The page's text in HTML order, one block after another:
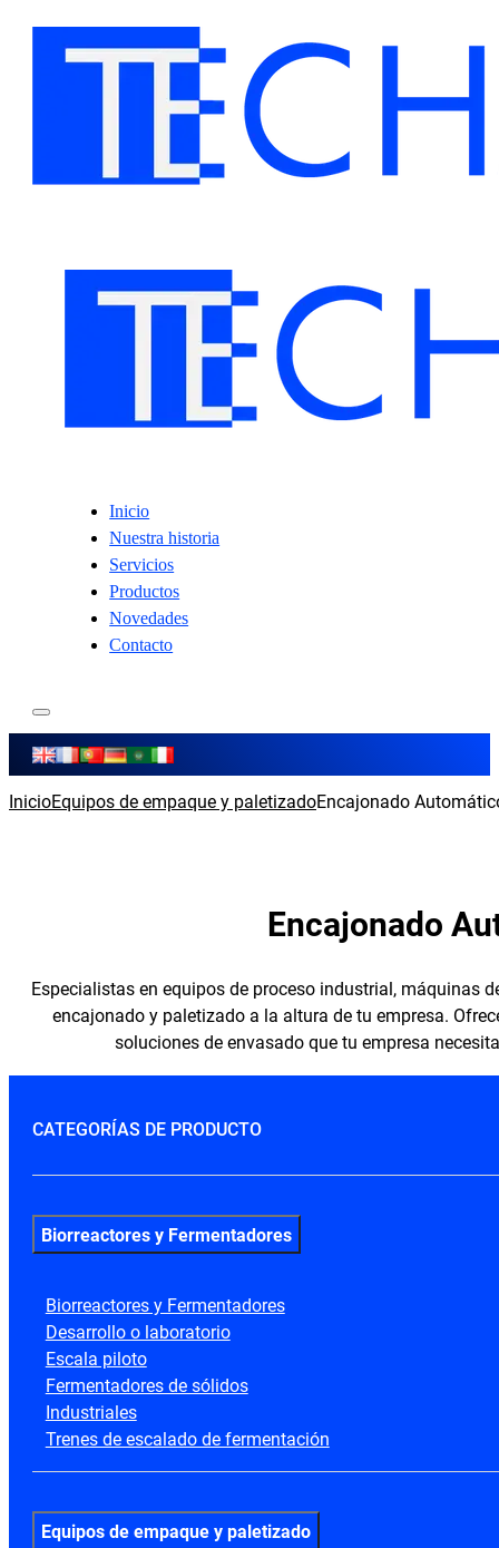
Inicio
Nuestra historia
Servicios
Productos
Novedades
Contacto
InicioEquipos de empaque y paletizadoEncajonado
Encajonado
Especialistas en equipos de proceso industrial, máquinas
encajonado y paletizado a la altura de tu empresa.
soluciones de envasado que tu empresa
CATEGORÍAS DE PRODUCTO
Biorreactores y Fermentadores
Biorreactores y Fermentadores
Desarrollo o laboratorio
Escala piloto
Fermentadores de sólidos
Industriales
Trenes de escalado de fermentación
Equipos de empaque y paletizado